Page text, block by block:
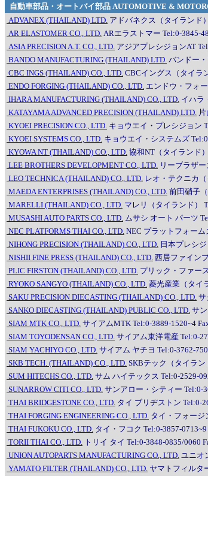
自動車部品・オートバイ部品 AUTOMOTIVE &
ADVANEX (THAILAND) LTD. アドバネクス（タイランド
AR ELASTOMER CO., LTD. ARエラストマー Tel:0-3845-
ASIA PRECISION A.T. CO., LTD. アジアプレシジョンAT
BANDO MANUFACTURING (THAILAND) LTD. バンドー
CBC INGS (THAILAND) CO., LTD. CBCイングス（タイラ
ENDO FORGING (THAILAND) CO., LTD. エンドウ・フォ
IHARA MANUFACTURING (THAILAND) CO., LTD. イハラ
KATAYAMA ADVANCED PRECISION (THAILAND) LTD.
KYOEI PRECISION CO., LTD. キョウエイ・プレシジョン
KYOEI SYSTEMS CO., LTD. キョウエイ・システムズ
KYOWA NT (THAILAND) CO., LTD. 協和NT（タイランド
LEE BROTHERS DEVELOPMENT CO., LTD. リーブラザ
LEO TECHNICA (THAILAND) CO., LTD. レオ・テクニカ
MAEDA ENTERPRISES (THAILAND) CO., LTD. 前田硝子
MARELLI (THAILAND) CO., LTD. マレリ（タイランド）
MUSASHI AUTO PARTS CO., LTD. ムサシ オート パーツ
NEC PLATFORMS THAI CO., LTD. NEC プラットフォーム
NIHONG PRECISION (THAILAND) CO., LTD. 日本プレシ
NISHII FINE PRESS (THAILAND) CO., LTD. 西居ファイン
PLIC FIRSTON (THAILAND) CO., LTD. プリック・ファー
RYOKO SANGYO (THAILAND) CO., LTD. 菱光産業（タイ
SAKU PRECISION DIECASTING (THAILAND) CO., LTD. サ
SANKO DIECASTING (THAILAND) PUBLIC CO., LTD. サ
SIAM MTK CO., LTD. サイアムMTK Tel:0-3889-1520~4
SIAM TOYODENSAN CO., LTD. サイアム東洋電産 Tel:0-
SIAM YACHIYO CO., LTD. サイアム ヤチヨ Tel:0-3762-
SKB TECH. (THAILAND) CO., LTD. SKBテック（タイラン
SUM HITECHS CO., LTD. サム ハイテックス Tel:0-2529-
SUNARROW CITI CO., LTD. サンアロー・シティー Tel:0-
THAI BRIDGESTONE CO., LTD. タイ ブリヂストン Tel:0-
THAI FORGING ENGINEERING CO., LTD. タイ・フォージ
THAI FUKOKU CO., LTD. タイ・フコク Tel:0-3857-
TORII THAI CO., LTD. トリイ タイ Tel:0-3848-0835/0060
UNION AUTOPARTS MANUFACTURING CO., LTD. ユニオ
YAMATO FILTER (THAILAND) CO., LTD. ヤマトフィルタ